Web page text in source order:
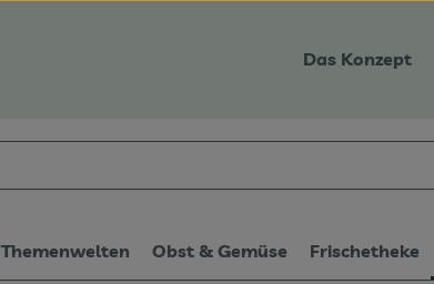
Das Konzept
Themenwelten Obst & Gemüse Frischetheke